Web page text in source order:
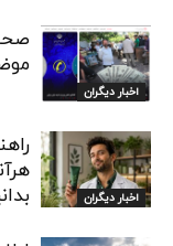
اخبار دیگران
اخبار دیگران